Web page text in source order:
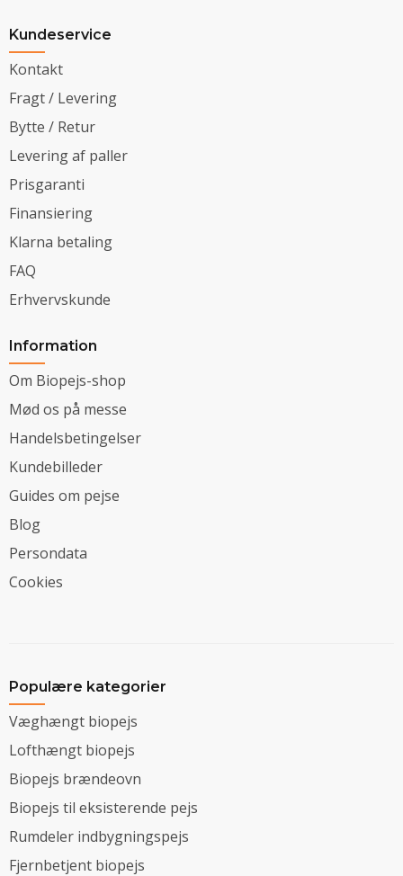
Kundeservice
Kontakt
Fragt / Levering
Bytte / Retur
Levering af paller
Prisgaranti
Finansiering
Klarna betaling
FAQ
Erhvervskunde
Information
Om Biopejs-shop
Mød os på messe
Handelsbetingelser
Kundebilleder
Guides om pejse
Blog
Persondata
Cookies
Populære kategorier
Væghængt biopejs
Lofthængt biopejs
Biopejs brændeovn
Biopejs til eksisterende pejs
Rumdeler indbygningspejs
Fjernbetjent biopejs